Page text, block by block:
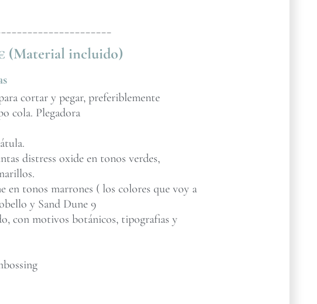
(Material incluido)
cortar y pegar, preferiblemente
cola. Plegadora
distress oxide en tonos verdes,
en tonos marrones ( los colores que voy a
y Sand Dune 9
con motivos botánicos, tipografias y